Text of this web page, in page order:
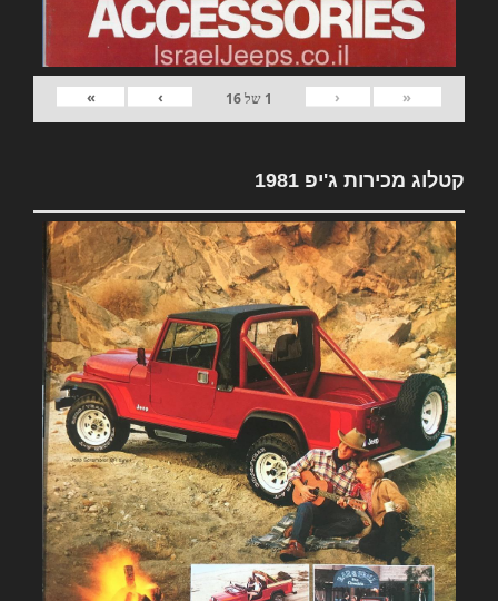
«
‹
1 של16
›
»
קטלוג מכירות ג'יפ 1981